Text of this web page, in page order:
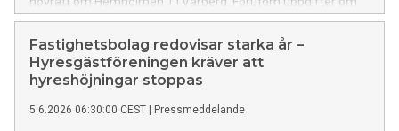
omfattande brister i underhåll och motstridiga uppgifter till
myndigheter pekar föreningen nu också på misstänkta
”fuskstudentbostäder” – lägenheter som enligt uppgift hyrts
ut utan vanliga studentkrav samtidigt som bolaget fått över
stad.
Fastighetsbolag redovisar starka år –
Hyresgästföreningen kräver att
hyreshöjningar stoppas
5.6.2026 06:30:00 CEST | Pressmeddelande